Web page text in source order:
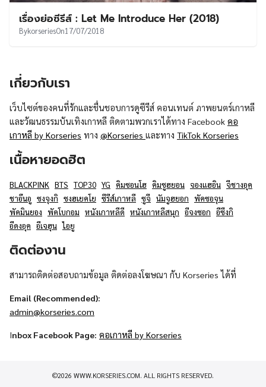
เรื่องย่อซีรีส์ : Let Me Introduce Her (2018)
BykorseriesOn17/07/2018
เกี่ยวกับเรา
เว็บไซต์ของคนที่รักและชื่นชอบการดูซีรีส์ คอนเทนต์ ภาพยนตร์เกาหลี
และวัฒนธรรมบันเทิงเกาหลี ติดตามพวกเราได้ทาง Facebook คอ
เกาหลี by Korseries ทาง @Korseries และทาง TikTok Korseries
เนื้อหายอดฮิต
BLACKPINK BTS TOP30 YG คิมซอนโฮ คิมซูฮยอน จองแฮอิน จีชางอุค
ชาอึนอู ซงจุงกิ ซงฮเยคโย ซีรีส์เกาหลี ซูจี นัมจูฮยอก พัคซอจุน
พัคมินยอง พัคโบกอม หนังเกาหลีดี หนังเกาหลีสนุก อีจงซอก อีซึงกิ
อีดงอุค อีเจฮุน ไอยู
ติดต่องาน
สามารถติดต่อสอบถามข้อมูล ติดต่อลงโฆษณา กับ Korseries ได้ที่
Email (Recommended):
admin@korseries.com
Inbox Facebook Page: คอเกาหลี by Korseries
©2026 WWW.KORSERIES.COM. ALL RIGHTS RESERVED.